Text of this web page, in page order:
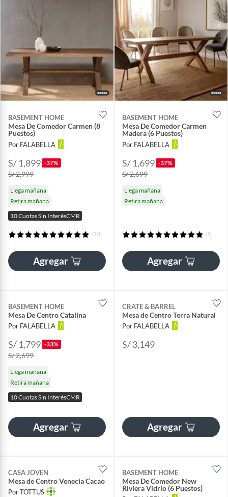
BASEMENT HOME
Mesa De Comedor Carmen (8
Puestos)
Por FALABELLA
S/ 1,899 -37%
S/ 2,999
Llega mañana
Retira mañana
10 Cuotas Sin InterésCMR
(12)
Agregar
BASEMENT HOME
Mesa De Comedor Carmen
Madera (6 Puestos)
Por FALABELLA
S/ 1,699 -37%
S/ 2,699
Llega mañana
Retira mañana
(5)
Agregar
BASEMENT HOME
Mesa De Centro Catalina
Por FALABELLA
S/ 1,799 -33%
S/ 2,699
Llega mañana
Retira mañana
10 Cuotas Sin InterésCMR
Agregar
CRATE & BARREL
Mesa de Centro Terra Natural
Por FALABELLA
S/ 3,149
Agregar
CASA JOVEN
Mesa de Centro Venecia Cacao
Por TOTTUS
BASEMENT HOME
Mesa De Comedor New
Riviera Vidrio (6 Puestos)